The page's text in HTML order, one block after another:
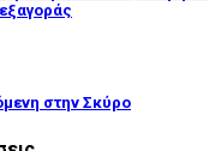
στην Σκύρο